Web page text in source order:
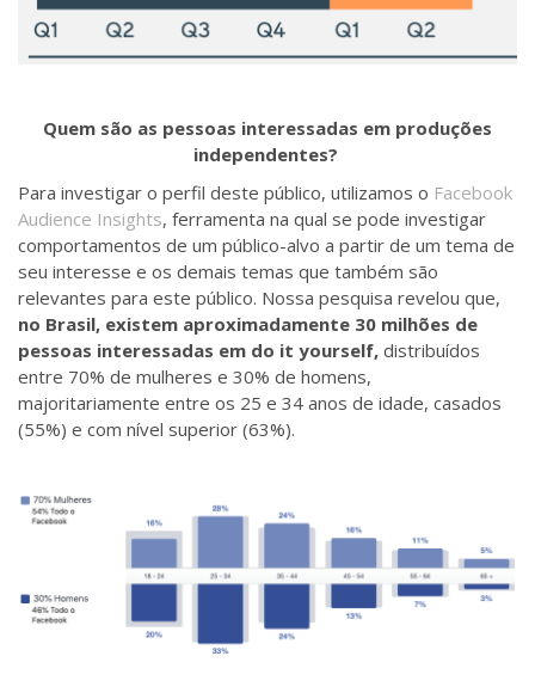
Quem são as pessoas interessadas em produções
independentes?
Para investigar o perfil deste público, utilizamos o Facebook
Audience Insights, ferramenta na qual se pode investigar
comportamentos de um público-alvo a partir de um tema de
seu interesse e os demais temas que também são
relevantes para este público. Nossa pesquisa revelou que,
no Brasil, existem aproximadamente 30 milhões de
pessoas interessadas em do it yourself, distribuídos
entre 70% de mulheres e 30% de homens,
majoritariamente entre os 25 e 34 anos de idade, casados
(55%) e com nível superior (63%).